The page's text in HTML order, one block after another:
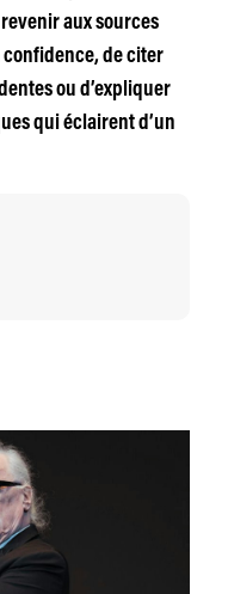
aux sources
confidence, de citer
ou d’expliquer
qui éclairent d’un